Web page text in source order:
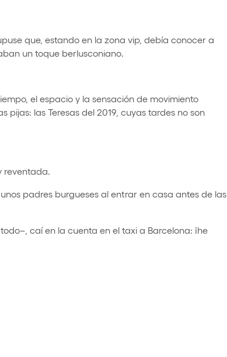
que, estando en la zona vip, debía conocer a
un toque berlusconiano.
el espacio y la sensación de movimiento
las Teresas del 2019, cuyas tardes no son
reventada.
padres burgueses al entrar en casa antes de las
caí en la cuenta en el taxi a Barcelona: ¡he